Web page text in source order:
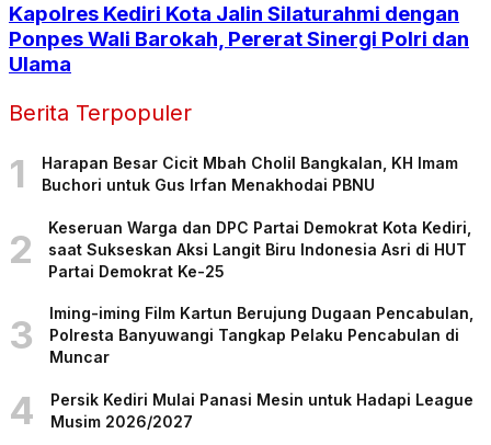
Kapolres Kediri Kota Jalin Silaturahmi dengan
Ponpes Wali Barokah, Pererat Sinergi Polri dan
Ulama
Berita Terpopuler
1
Harapan Besar Cicit Mbah Cholil Bangkalan, KH Imam
Buchori untuk Gus Irfan Menakhodai PBNU
2
Keseruan Warga dan DPC Partai Demokrat Kota Kediri,
saat Sukseskan Aksi Langit Biru Indonesia Asri di HUT
Partai Demokrat Ke-25
3
Iming-iming Film Kartun Berujung Dugaan Pencabulan,
Polresta Banyuwangi Tangkap Pelaku Pencabulan di
Muncar
4
Persik Kediri Mulai Panasi Mesin untuk Hadapi League
Musim 2026/2027